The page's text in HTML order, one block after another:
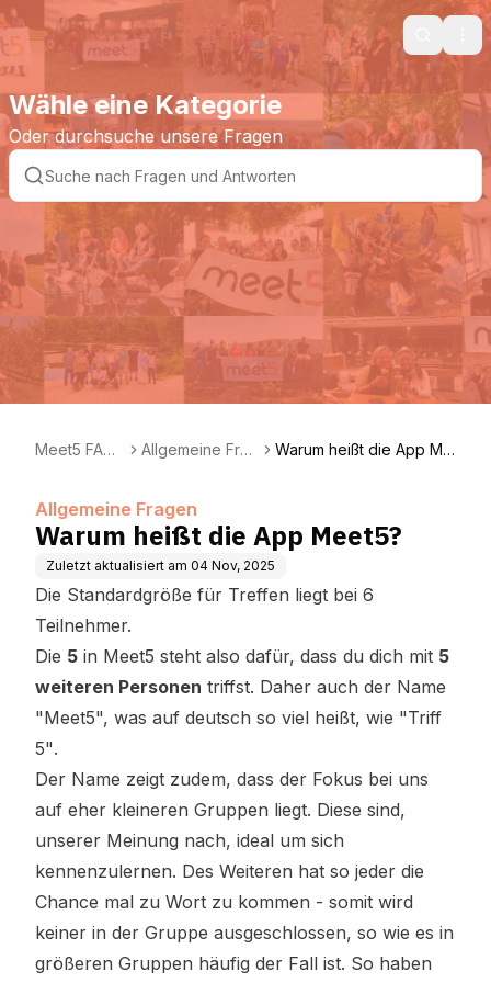
Search
Wähle eine Kategorie
Oder durchsuche unsere Fragen
Meet5 FAQ
Allgemeine Frag
Warum heißt die App Me
Allgemeine Fragen
Warum heißt die App Meet5?
Zuletzt aktualisiert am 04 Nov, 2025
Die Standardgröße für Treffen liegt bei 6
Teilnehmer.
Die 5 in Meet5 steht also dafür, dass du dich mit 5
weiteren Personen triffst. Daher auch der Name
"Meet5", was auf deutsch so viel heißt, wie "Triff
5".
Der Name zeigt zudem, dass der Fokus bei uns
auf eher kleineren Gruppen liegt. Diese sind,
unserer Meinung nach, ideal um sich
kennenzulernen. Des Weiteren hat so jeder die
Chance mal zu Wort zu kommen - somit wird
keiner in der Gruppe ausgeschlossen, so wie es in
größeren Gruppen häufig der Fall ist. So haben